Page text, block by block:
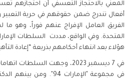
المعني بالاحتجاز التعسفي أن احتجازهم
أفعال تندرج ضمن حقوقهم في حرية
الفريق العامل الإفراج عنهم فوراً، وهو ما
المتحدة. وفي الواقع، مددت السلطات
هؤلاء بعد انتهاء أحكامهم بذريعة “إعادة
في 7 ديسمبر 2023، وجهت
في مجموعة "الإمارات 94". ومن بينهم الدكتور